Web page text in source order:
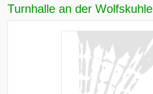
Turnhalle an der Wolfskuhle